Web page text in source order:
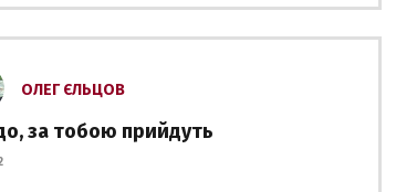
ОЛЕГ ЄЛЬЦОВ
за тобою прийдуть